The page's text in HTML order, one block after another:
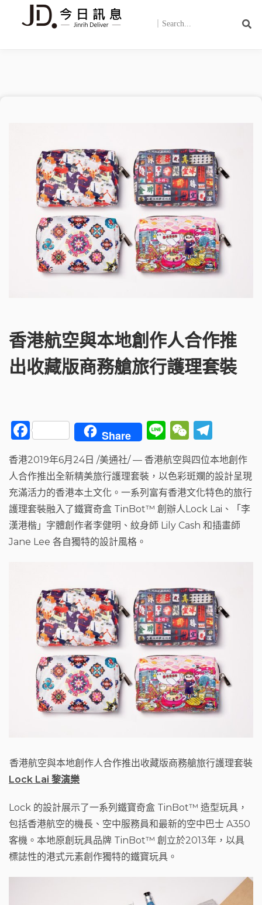
香港航空與本地創作人合作推
出收藏版商務艙旅行護理套裝
F
c
e
b
o
o
Share
Li
n
e
W
C
h
a
t
el
e
g
ra
m
香港2019年6月24日 /美通社/ — 香港航空與四位本地創作
人合作推出全新精美旅行護理套裝，以色彩斑斕的設計呈現
充滿活力的香港本土文化。一系列富有香港文化特色的旅行
護理套裝融入了鐵寶奇盒 TinBot™ 創辦人Lock Lai、「李
漢港楷」字體創作者李健明、紋身師 Lily Cash 和插畫師
Jane Lee 各自獨特的設計風格。
香港航空與本地創作人合作推出收藏版商務艙旅行護理套裝
Lock Lai 黎演樂
Lock 的設計展示了一系列鐵寶奇盒 TinBot™ 造型玩具，
包括香港航空的機長、空中服務員和最新的空中巴士 A350
客機。本地原創玩具品牌 TinBot™ 創立於2013年，以具
標誌性的港式元素創作獨特的鐵寶玩具。